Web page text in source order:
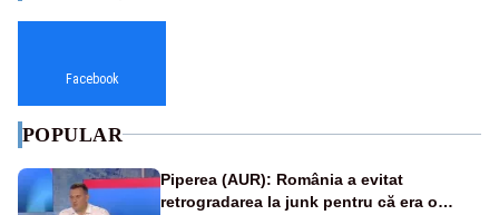
Facebook
POPULAR
Piperea (AUR): România a evitat
retrogradarea la junk pentru că era o